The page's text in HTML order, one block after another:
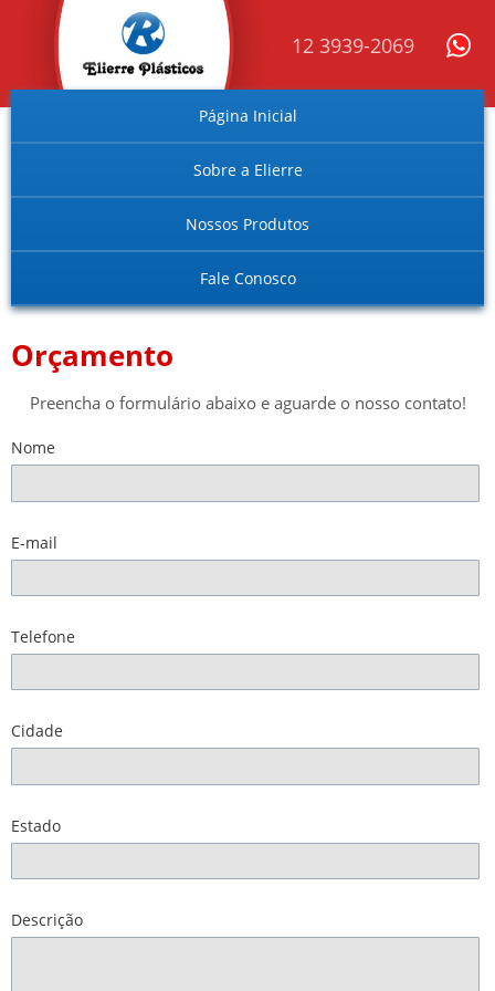
12 3939-2069
Página Inicial
Sobre a Elierre
Nossos Produtos
Fale Conosco
Orçamento
Preencha o formulário abaixo e aguarde o nosso contato!
Nome
E-mail
Telefone
Cidade
Estado
Descrição